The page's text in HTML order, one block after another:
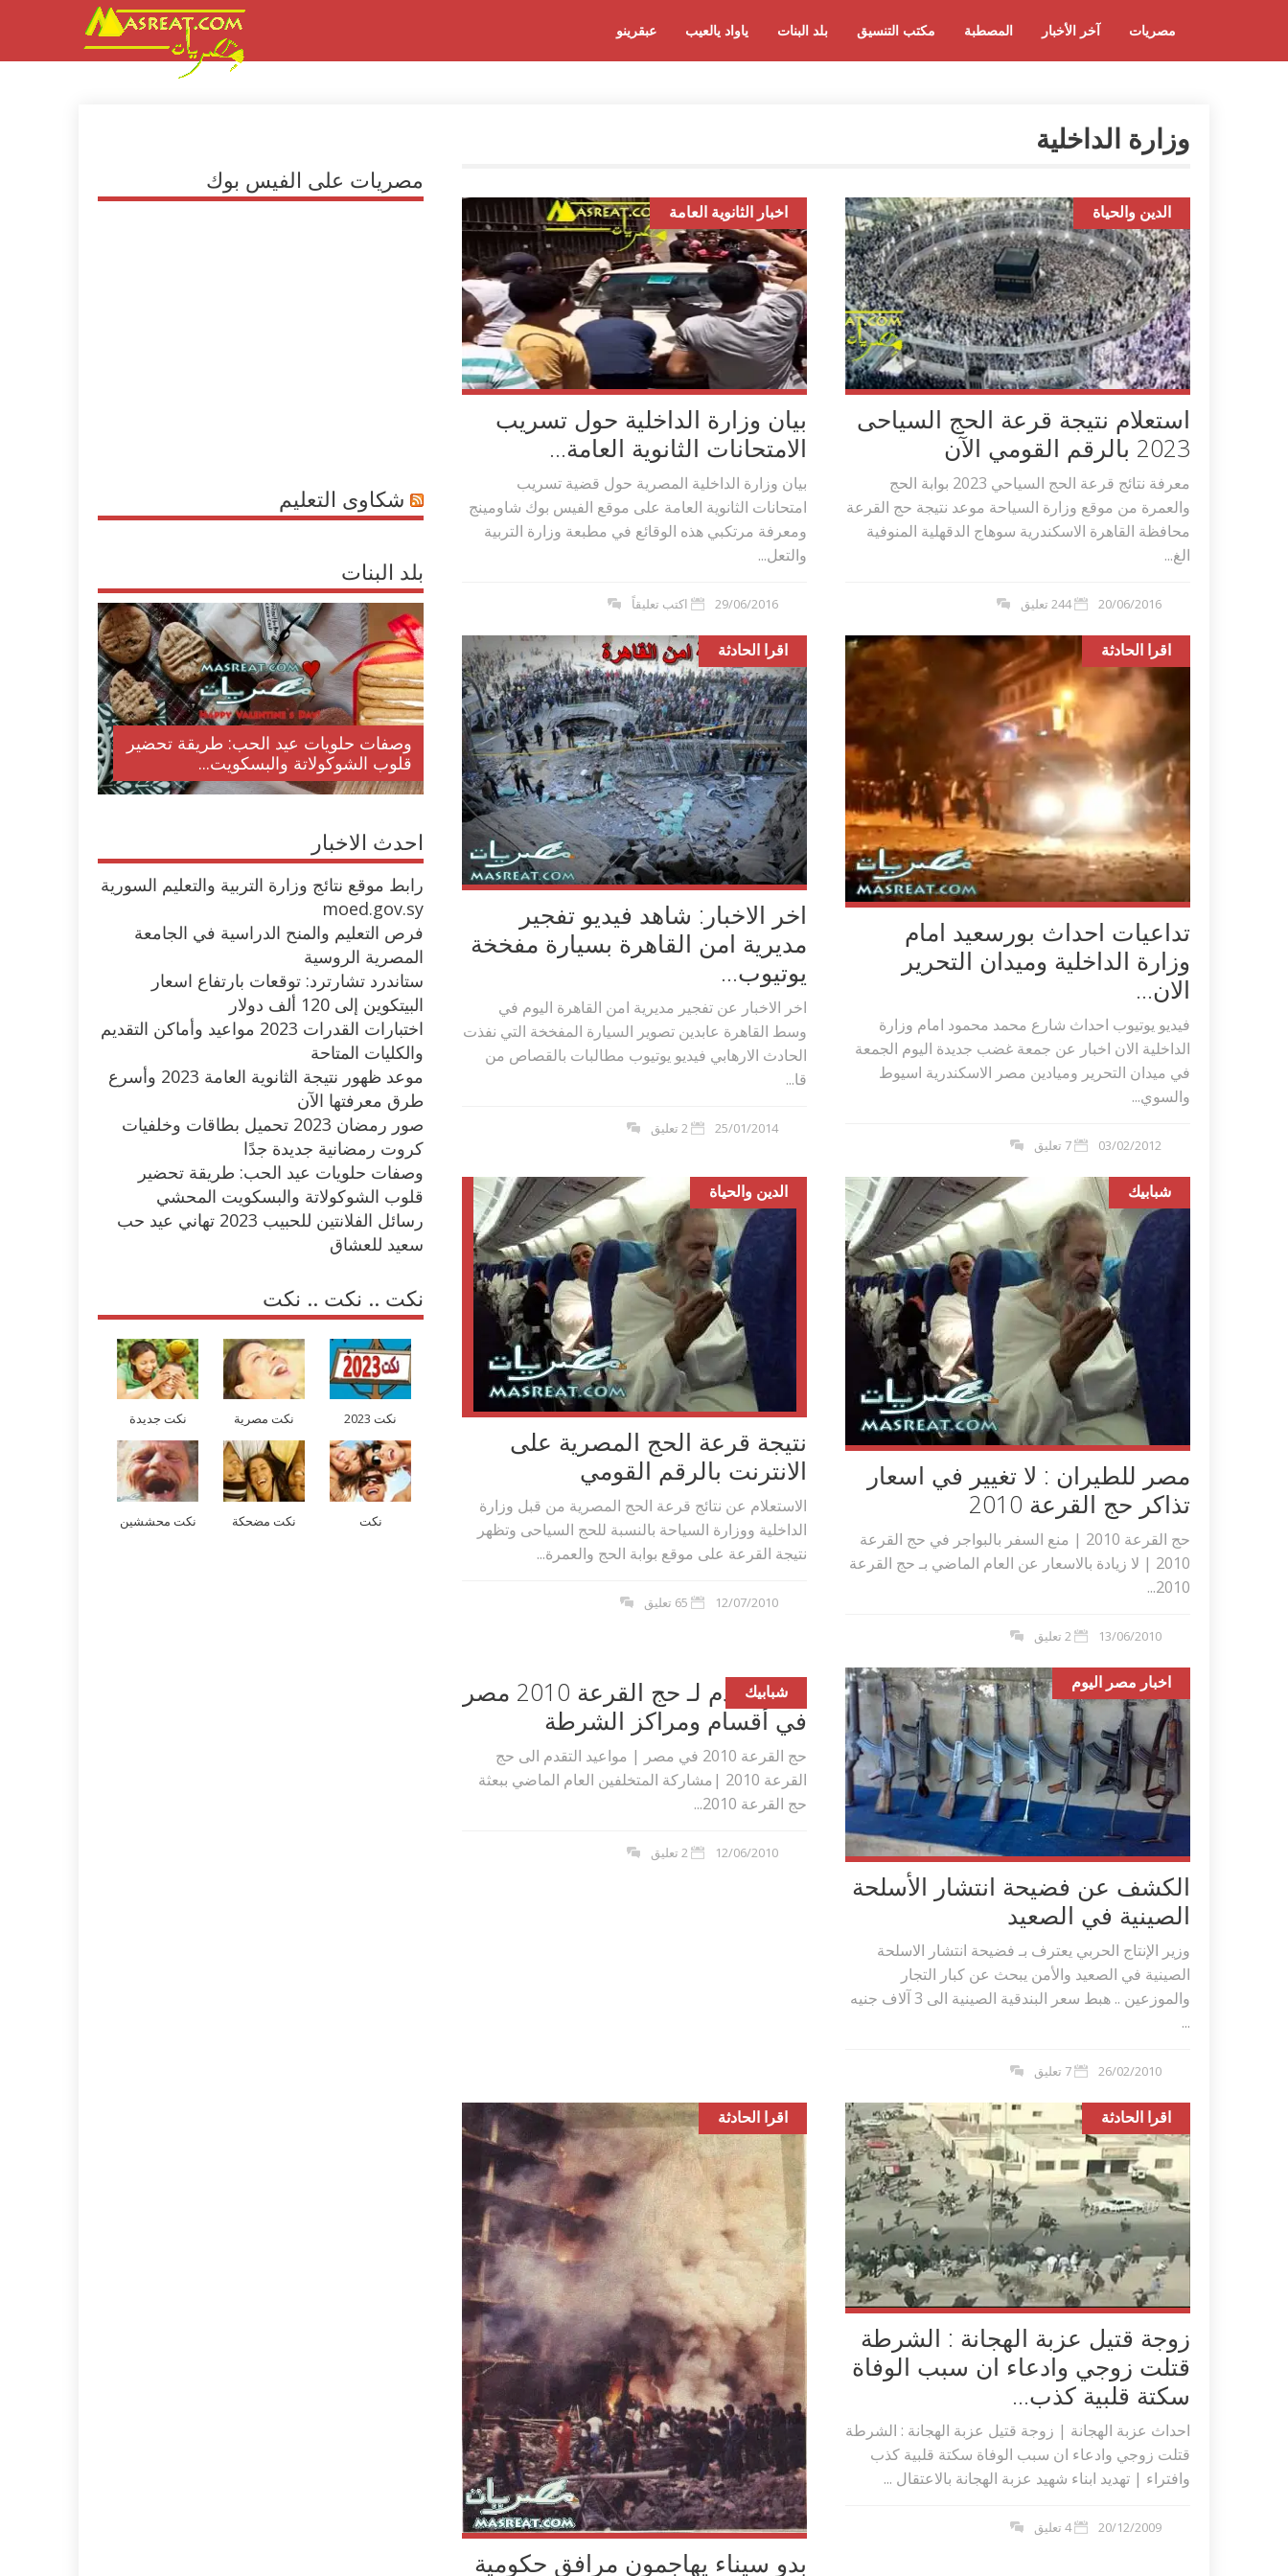
عبقرينو ياواد يالعيب بلد البنات مكتب التنسيق المصطبة آخر الأخبار مصريات
وزارة الداخلية
اخبار الثانوية العامة
بيان وزارة الداخلية حول تسريب
الامتحانات الثانوية العامة...
بيان وزارة الداخلية المصرية حول قضية تسريب
امتحانات الثانوية العامة على موقع الفيس بوك شاومينج
ومعرفة مرتكبي هذه الوقائع في مطبعة وزارة التربية
والتعل...
29/06/2016 اكتب تعليقاً
الدين والحياة
استعلام نتيجة قرعة الحج السياحى
2023 بالرقم القومي الآن
معرفة نتائج قرعة الحج السياحي 2023 بوابة الحج
والعمرة من موقع وزارة السياحة موعد نتيجة حج القرعة
محافظة القاهرة الاسكندرية سوهاج الدقهلية المنوفية
الغ...
20/06/2016 244 تعليق
اقرا الحادثة
اخر الاخبار: شاهد فيديو تفجير
مديرية امن القاهرة بسيارة مفخخة
يوتيوب...
اخر الاخبار عن تفجير مديرية امن القاهرة اليوم في
وسط القاهرة عابدين تصوير السيارة المفخخة التي نفذت
الحادث الارهابي فيديو يوتيوب مطالبات بالقصاص من
قا...
25/01/2014 2 تعليق
اقرا الحادثة
تداعيات احداث بورسعيد امام
وزارة الداخلية وميدان التحرير
الان...
فيديو يوتيوب احداث شارع محمد محمود امام وزارة
الداخلية الان اخبار عن جمعة غضب جديدة اليوم الجمعة
في ميدان التحرير وميادين مصر الاسكندرية اسيوط
والسوي...
03/02/2012 7 تعليق
الدين والحياة
نتيجة قرعة الحج المصرية على
الانترنت بالرقم القومي
الاستعلام عن نتائج قرعة الحج المصرية من قبل وزارة
الداخلية ووزارة السياحة بالنسبة للحج السياحى وتظهر
نتيجة القرعة على موقع بوابة الحج والعمرة...
12/07/2010 65 تعليق
شبابيك
مصر للطيران : لا تغيير في اسعار
تذاكر حج القرعة 2010
حج القرعة 2010 | منع السفر بالبواجر في حج القرعة
2010 | لا زيادة بالاسعار عن العام الماضي بـ حج القرعة
2010...
13/06/2010 2 تعليق
شبابيك
بدء التقدم لـ حج القرعة 2010 مصر
في أقسام ومراكز الشرطة
حج القرعة 2010 في مصر | مواعيد التقدم الى حج
القرعة 2010 |مشاركة المتخلفين العام الماضي ببعثة
حج القرعة 2010...
12/06/2010 2 تعليق
اخبار مصر اليوم
الكشف عن فضيحة انتشار الأسلحة
الصينية في الصعيد
وزير الإنتاج الحربي يعترف بـ فضيحة انتشار الاسلحة
الصينية في الصعيد والأمن يبحث عن كبار التجار
والموزعين .. هبط سعر البندقية الصينية الى 3 آلاف جنيه
...
26/02/2010 7 تعليق
اقرا الحادثة
بدو سيناء يهاجمون مرافق حكومية
اقرا الحادثة
زوجة قتيل عزبة الهجانة : الشرطة
قتلت زوجي وادعاء ان سبب الوفاة
سكتة قلبية كذب...
احداث عزبة الهجانة | زوجة قتيل عزبة الهجانة : الشرطة
قتلت زوجي وادعاء ان سبب الوفاة سكتة قلبية كذب
وافتراء | تهديد ابناء شهيد عزبة الهجانة بالاعتقال ...
20/12/2009 4 تعليق
مصريات على الفيس بوك
شكاوى التعليم
بلد البنات
وصفات حلويات عيد الحب: طريقة تحضير
قلوب الشوكولاتة والبسكويت...
وصفات أكلات عيد راس السنة الميلادية
والميلاد المجيد الكريسما...
طريقة تحضير حلاوة المولد النبوي مع
وصفات بالفيديو والصور...
اكلات عيد الاضحى 2023 وصفات طبخ
احدث الاخبار
رابط موقع نتائج وزارة التربية والتعليم السورية
moed.gov.sy
فرص التعليم والمنح الدراسية في الجامعة
المصرية الروسية
ستاندرد تشارترد: توقعات بارتفاع اسعار
البيتكوين إلى 120 ألف دولار
اختبارات القدرات 2023 مواعيد وأماكن التقديم
والكليات المتاحة
موعد ظهور نتيجة الثانوية العامة 2023 وأسرع
طرق معرفتها الآن
صور رمضان 2023 تحميل بطاقات وخلفيات
كروت رمضانية جديدة جدًا
وصفات حلويات عيد الحب: طريقة تحضير
قلوب الشوكولاتة والبسكويت المحشي
رسائل الفلانتين للحبيب 2023 تهاني عيد حب
سعيد للعشاق
نكت .. نكت .. نكت
نكت 2023 نكت مصرية نكت جديدة
نكت نكت مضحكة نكت محششين